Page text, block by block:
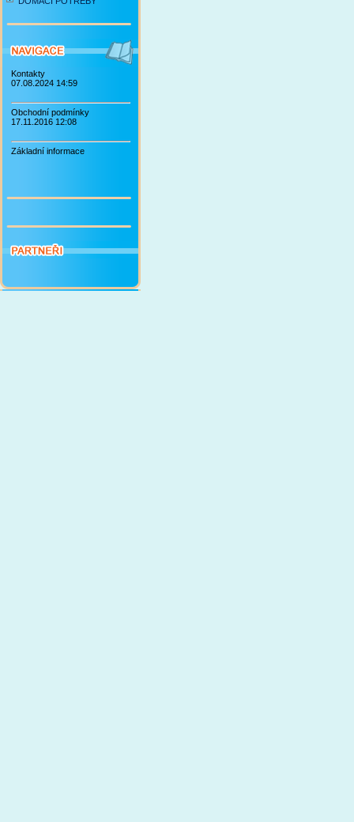
Kontakty
07.08.2024 14:59
Obchodní podmínky
17.11.2016 12:08
Základní informace